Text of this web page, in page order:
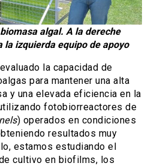
algal. A la dereche
la izquierda equipo de apoyo
la capacidad de
para mantener una alta
y una elevada eficiencia en la
fotobiorreactores de
) operados en condiciones
resultados muy
estamos estudiando el
cultivo en biofilms, los